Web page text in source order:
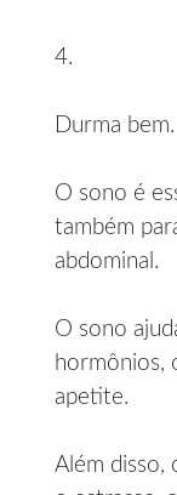
4.
Durma bem.
O sono é
também
abdominal.
O sono
hormônios,
apetite.
Além disso,